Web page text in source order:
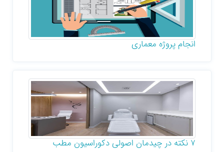
انجام پروژه معماری
7 نکته در چیدمان اصولی دکوراسیون مطب